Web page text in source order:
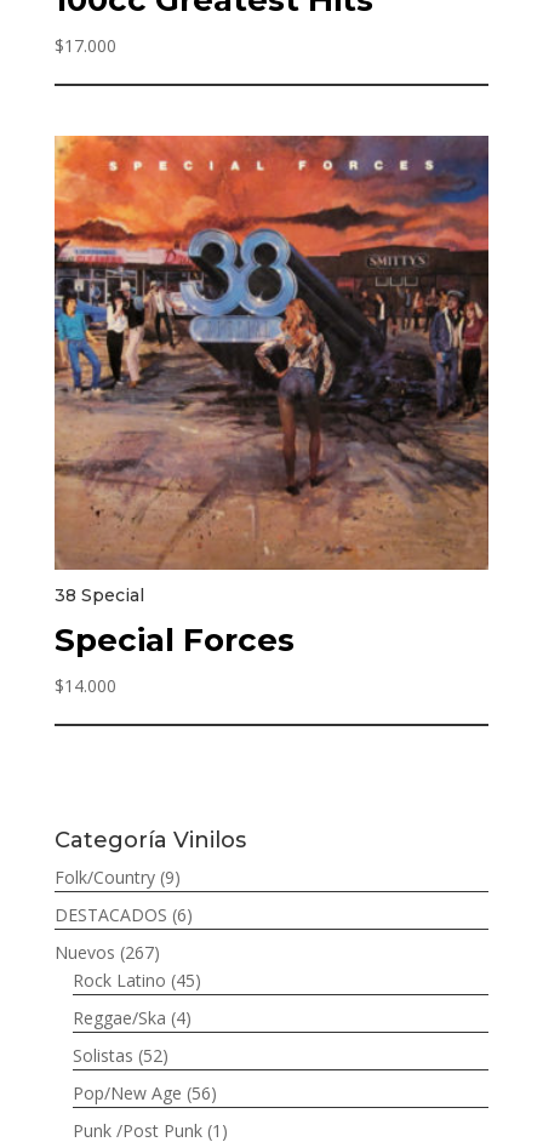
$17.000
38 Special
Special Forces
$14.000
Categoría Vinilos
Folk/Country (9)
DESTACADOS (6)
Nuevos (267)
Rock Latino (45)
Reggae/Ska (4)
Solistas (52)
Pop/New Age (56)
Punk /Post Punk (1)